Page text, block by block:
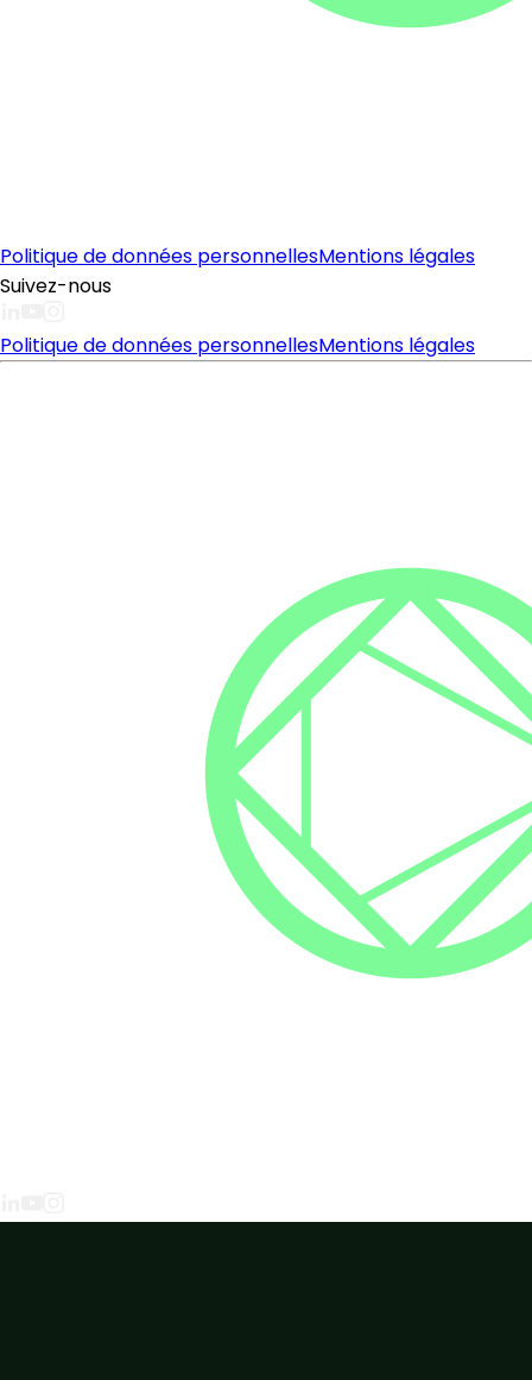
Politique de données personnellesMentions légales
Suivez-nous
Politique de données personnellesMentions légales